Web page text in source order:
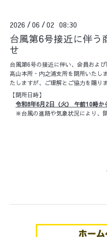
2026 /06 /02 08:30
台風第6号接近に伴う
せ
台風第6号の接近に伴い、会員およ
高山本所・内之浦支所を閉所いたし
たしますが、ご理解とご協力を賜り
【閉所日時】
令和8年6月2日（火） 午前10時か
※台風の進路や気象状況により、